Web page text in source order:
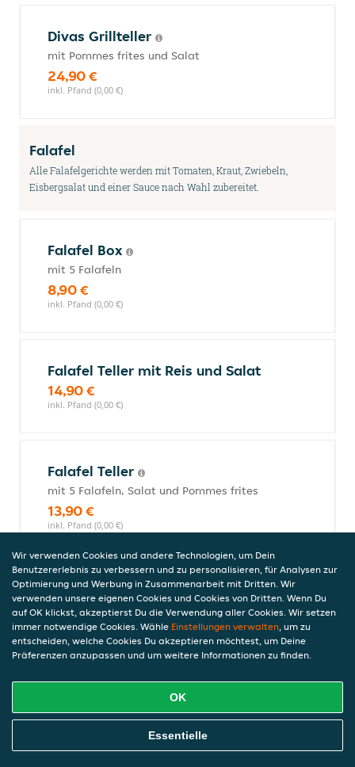
Divas Grillteller
mit Pommes frites und Salat
24,90 €
inkl. Pfand (0,00 €)
Falafel
Alle Falafelgerichte werden mit Tomaten, Kraut, Zwiebeln,
Eisbergsalat und einer Sauce nach Wahl zubereitet.
Falafel Box
mit 5 Falafeln
8,90 €
inkl. Pfand (0,00 €)
Falafel Teller mit Reis und Salat
14,90 €
inkl. Pfand (0,00 €)
Falafel Teller
mit 5 Falafeln, Salat und Pommes frites
13,90 €
inkl. Pfand (0,00 €)
Falafel im Dürüm
9,50 €
inkl. Pfand (0,00 €)
Brot mit Falafel
Online Essen Bestellen
Wir verwenden Cookies und andere Technologien, um Dein
Benutzererlebnis zu verbessern und zu personalisieren, für Analysen zur
Optimierung und Werbung in Zusammenarbeit mit Dritten. Wir
verwenden unsere eigenen Cookies und Cookies von Dritten. Wenn Du
auf OK klickst, akzeptierst Du die Verwendung aller Cookies. Wir setzen
immer notwendige Cookies. Wähle Einstellungen verwalten, um zu
entscheiden, welche Cookies Du akzeptieren möchtest, um Deine
Präferenzen anzupassen und um weitere Informationen zu finden.
OK
Essentielle